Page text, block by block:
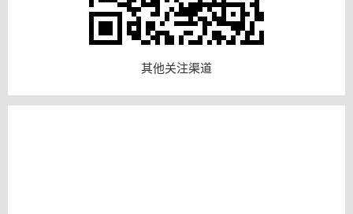
其他关注渠道